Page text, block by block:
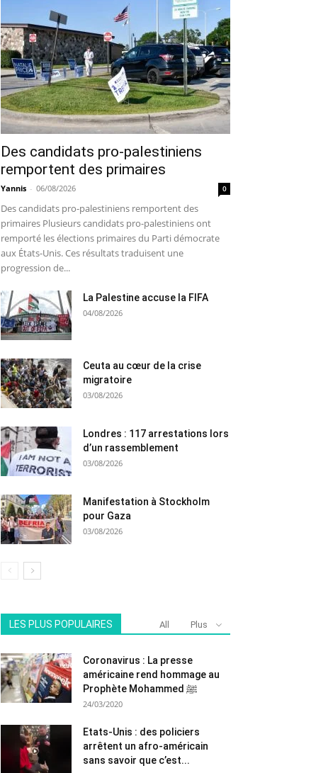
Des candidats pro-palestiniens
remportent des primaires
Yannis - 06/08/2026 0
Des candidats pro-palestiniens remportent des
primaires Plusieurs candidats pro-palestiniens ont
remporté les élections primaires du Parti démocrate
aux États-Unis. Ces résultats traduisent une
progression de...
La Palestine accuse la FIFA
04/08/2026
Ceuta au cœur de la crise
migratoire
03/08/2026
Londres : 117 arrestations lors
d’un rassemblement
03/08/2026
Manifestation à Stockholm
pour Gaza
03/08/2026
LES PLUS POPULAIRES All Plus
Coronavirus : La presse
américaine rend hommage au
Prophète Mohammed ﷺ
24/03/2020
Etats-Unis : des policiers
arrêtent un afro-américain
sans savoir que c’est...